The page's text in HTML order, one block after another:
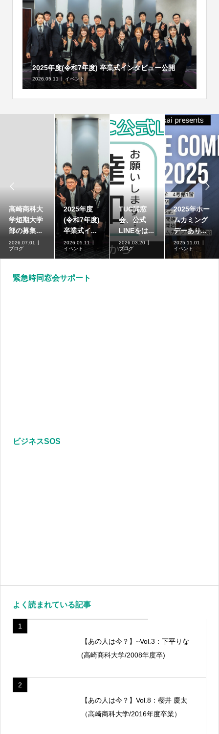
2025年度(令和7年度) 卒業式インタビュー公開
2026.05.11 イベント

高崎商科大
学短期大学
部の募集...
2026.07.01
ブログ
2025年度
(令和7年度)
卒業式イ...
2026.05.11
イベント
TUC同窓
会、公式
LINEをは...
2026.03.20
ブログ
2025年ホー
ムカミング
デーあり...
2025.11.01
イベント

緊急時同窓会サポート
ビジネスSOS
よく読まれている記事
1
【あの人は今？】~Vol.3：下平りな
(高崎商科大学/2008年度卒)
2
【あの人は今？】Vol.8：櫻井 慶太
（高崎商科大学/2016年度卒業）